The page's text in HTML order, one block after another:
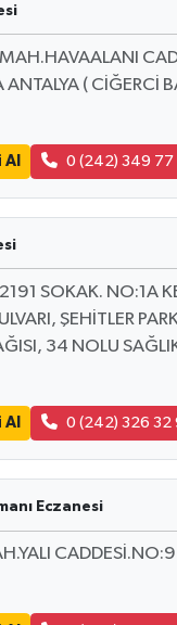
ANTALYA ( CİĞERCİ
0 (242) 349 77
SOKAK. NO:1A
ŞEHİTLER
34 NOLU
0 (242) 326 32
Eczanesi
CADDESİ.NO:9